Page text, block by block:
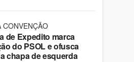
CONVENÇÃO
de Expedito marca
do PSOL e ofusca
chapa de esquerda